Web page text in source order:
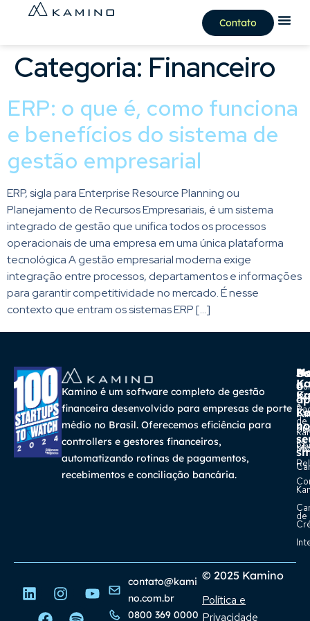
Contato
Categoria: Financeiro
ERP: o que é, como funciona
e benefícios do sistema de
gestão empresarial
ERP, sigla para Enterprise Resource Planning ou
Planejamento de Recursos Empresariais, é um sistema
integrado de gestão que unifica todos os processos
operacionais de uma empresa em uma única plataforma
tecnológica A gestão empresarial moderna exige
integração entre processos, departamentos e informações
para garantir competitividade no mercado. É nesse
contexto que entram os sistemas ERP […]
Kamino é um software completo de gestão
financeira desenvolvido para empresas de porte
médio no Brasil. Oferecemos eficiência para
controllers e gestores financeiros,
automatizando rotinas de pagamentos,
recebimentos e conciliação bancária.
A
a
na
a
de
de
o
no
© 2025 Kamino
Política e
Privacidade
contato@kami
no.com.br
0800 369 0000